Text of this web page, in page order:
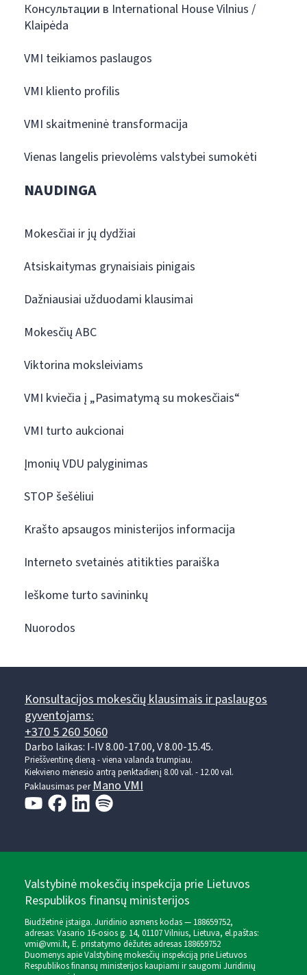
Консультации в International House Vilnius /
Klaipėda
VMI teikiamos paslaugos
VMI kliento profilis
VMI skaitmeninė transformacija
Vienas langelis prievolėms valstybei sumokėti
NAUDINGA
Mokesčiai ir jų dydžiai
Atsiskaitymas grynaisiais pinigais
Dažniausiai užduodami klausimai
Mokesčių ABC
Viktorina moksleiviams
VMI kviečia į „Pasimatymą su mokesčiais“
VMI turto aukcionai
Įmonių VDU palyginimas
STOP šešėliui
Krašto apsaugos ministerijos informacija
Interneto svetainės atitikties paraiška
Ieškome turto savininkų
Nuorodos
Konsultacijos mokesčių klausimais ir paslaugos
gyventojams:
+370 5 260 5060
Darbo laikas: I-IV 8.00-17.00, V 8.00-15.45.
Prieššventinę dieną - viena valanda trumpiau.
Kiekvieno mėnesio antrą penktadienį 8.00 val. - 12.00 val.
Paklausimas perMano VMI
Valstybinė mokesčių inspekcija prie Lietuvos
Respublikos finansų ministerijos
Biudžetinė įstaiga. Juridinio asmens kodas — 188659752,
adresas: Vasario 16-osios g. 14, 01107 Vilnius, Lietuva, el.paštas:
vmi@vmi.lt, E. pristatymo dėžutės adresas 188659752
Duomenys apie Valstybinę mokesčių inspekciją prie Lietuvos
Respublikos finansų ministerijos kaupiami ir saugomi Juridinių